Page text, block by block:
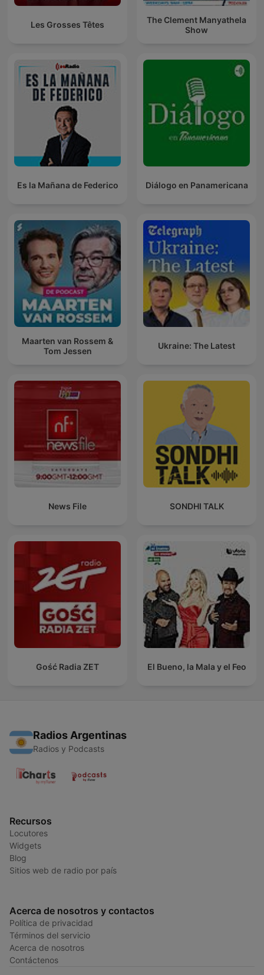
Les Grosses Têtes
The Clement Manyathela
Show
Es la Mañana de Federico Diálogo en Panamericana
Maarten van Rossem &
Tom Jessen
Ukraine: The Latest
News File SONDHI TALK
Gość Radia ZET El Bueno, la Mala y el Feo
Radios Argentinas
Radios y Podcasts
Recursos
Locutores
Widgets
Blog
Sitios web de radio por país
Acerca de nosotros y contactos
Política de privacidad
Términos del servicio
Acerca de nosotros
Contáctenos